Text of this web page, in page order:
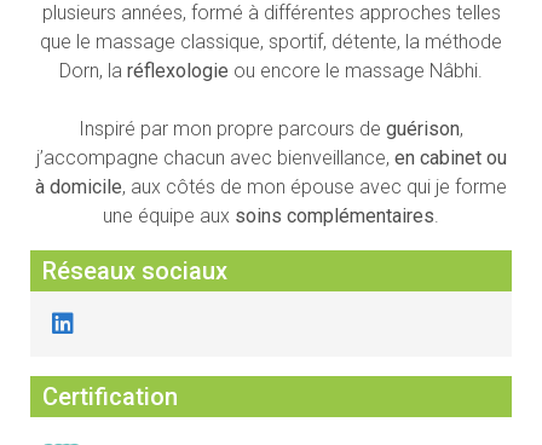
plusieurs années, formé à différentes approches telles
que le massage classique, sportif, détente, la méthode
Dorn, la réflexologie ou encore le massage Nâbhi.
Inspiré par mon propre parcours de guérison,
j’accompagne chacun avec bienveillance, en cabinet ou
à domicile, aux côtés de mon épouse avec qui je forme
une équipe aux soins complémentaires.
Réseaux sociaux
Certification